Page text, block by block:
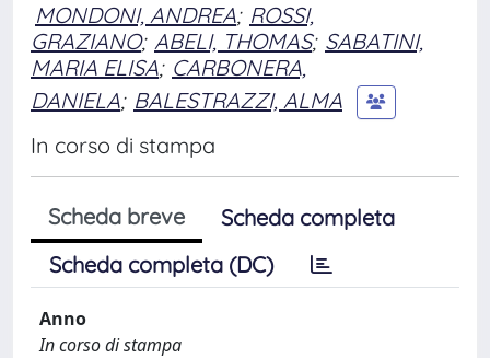
MONDONI, ANDREA; ROSSI,
GRAZIANO; ABELI, THOMAS; SABATINI,
MARIA ELISA; CARBONERA,
DANIELA; BALESTRAZZI, ALMA
In corso di stampa
Scheda breve
Scheda completa
Scheda completa (DC)
Anno
In corso di stampa